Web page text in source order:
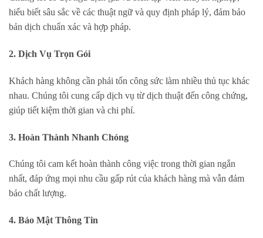
hiểu biết sâu sắc về các thuật ngữ và quy định pháp lý, đảm bảo
bản dịch chuẩn xác và hợp pháp.
2. Dịch Vụ Trọn Gói
Khách hàng không cần phải tốn công sức làm nhiều thủ tục khác
nhau. Chúng tôi cung cấp dịch vụ từ dịch thuật đến công chứng,
giúp tiết kiệm thời gian và chi phí.
3. Hoàn Thành Nhanh Chóng
Chúng tôi cam kết hoàn thành công việc trong thời gian ngắn
nhất, đáp ứng mọi nhu cầu gấp rút của khách hàng mà vẫn đảm
bảo chất lượng.
4. Bảo Mật Thông Tin